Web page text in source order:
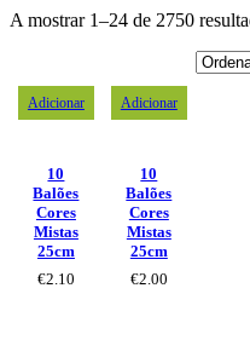
A mostrar 1–24 de 2750
Adicionar
10
Balões
Cores
Mistas
25cm
€2.10
Adicionar
10
Balões
Cores
Mistas
25cm
€2.00